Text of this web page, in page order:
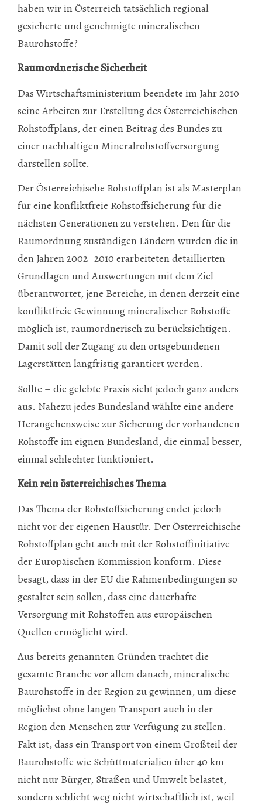
haben wir in Österreich tatsächlich regional
gesicherte und genehmigte mineralischen
Baurohstoffe?
Raumordnerische Sicherheit
Das Wirtschaftsministerium beendete im Jahr 2010
seine Arbeiten zur Erstellung des Österreichischen
Rohstoffplans, der einen Beitrag des Bundes zu
einer nachhaltigen Mineralrohstoffversorgung
darstellen sollte.
Der Österreichische Rohstoffplan ist als Masterplan
für eine konfliktfreie Rohstoffsicherung für die
nächsten Generationen zu verstehen. Den für die
Raumordnung zuständigen Ländern wurden die in
den Jahren 2002–2010 erarbeiteten detaillierten
Grundlagen und Auswertungen mit dem Ziel
überantwortet, jene Bereiche, in denen derzeit eine
konfliktfreie Gewinnung mineralischer Rohstoffe
möglich ist, raumordnerisch zu berücksichtigen.
Damit soll der Zugang zu den ortsgebundenen
Lagerstätten langfristig garantiert werden.
Sollte – die gelebte Praxis sieht jedoch ganz anders
aus. Nahezu jedes Bundesland wählte eine andere
Herangehensweise zur Sicherung der vorhandenen
Rohstoffe im eignen Bundesland, die einmal besser,
einmal schlechter funktioniert.
Kein rein österreichisches Thema
Das Thema der Rohstoffsicherung endet jedoch
nicht vor der eigenen Haustür. Der Österreichische
Rohstoffplan geht auch mit der Rohstoffinitiative
der Europäischen Kommission konform. Diese
besagt, dass in der EU die Rahmenbedingungen so
gestaltet sein sollen, dass eine dauerhafte
Versorgung mit Rohstoffen aus europäischen
Quellen ermöglicht wird.
Aus bereits genannten Gründen trachtet die
gesamte Branche vor allem danach, mineralische
Baurohstoffe in der Region zu gewinnen, um diese
möglichst ohne langen Transport auch in der
Region den Menschen zur Verfügung zu stellen.
Fakt ist, dass ein Transport von einem Großteil der
Baurohstoffe wie Schüttmaterialien über 40 km
nicht nur Bürger, Straßen und Umwelt belas­tet,
sondern schlicht weg nicht wirtschaftlich ist, weil